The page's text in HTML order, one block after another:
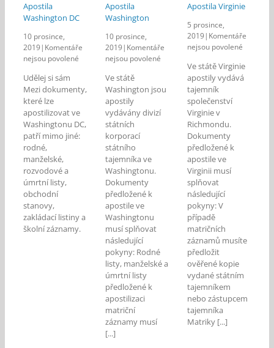
Apostila
Washington DC
10 prosince,
2019| Komentáře
nejsou povolenéu
názvem
Apostila
Washington
DC
Udělej si sám
Mezi dokumenty,
které lze
apostilizovat ve
Washingtonu DC,
patří mimo jiné:
rodné,
manželské,
rozvodové a
úmrtní listy,
obchodní
stanovy,
zakládací listiny a
školní záznamy.
Apostila
Washington
10 prosince,
2019| Komentáře
nejsou povolenéu
názvem
Apostila
Washington
Ve státě
Washington jsou
apostily
vydávány divizí
státních
korporací
státního
tajemníka ve
Washingtonu.
Dokumenty
předložené k
apostile ve
Washingtonu
musí splňovat
následující
pokyny: Rodné
listy, manželské a
úmrtní listy
předložené k
apostilizaci
matriční
záznamy musí
[...]
Apostila Virginie
5 prosince,
2019| Komentáře
nejsou povolenéu
s
názvem
Ve státě Virginie
apostily vydává
tajemník
společenství
Virginie v
Richmondu.
Dokumenty
předložené k
apostile ve
Virginii musí
splňovat
následující
pokyny: V
případě
matričních
záznamů musíte
předložit
ověřené kopie
vydané státním
tajemníkem
nebo zástupcem
tajemníka
Matriky [...]